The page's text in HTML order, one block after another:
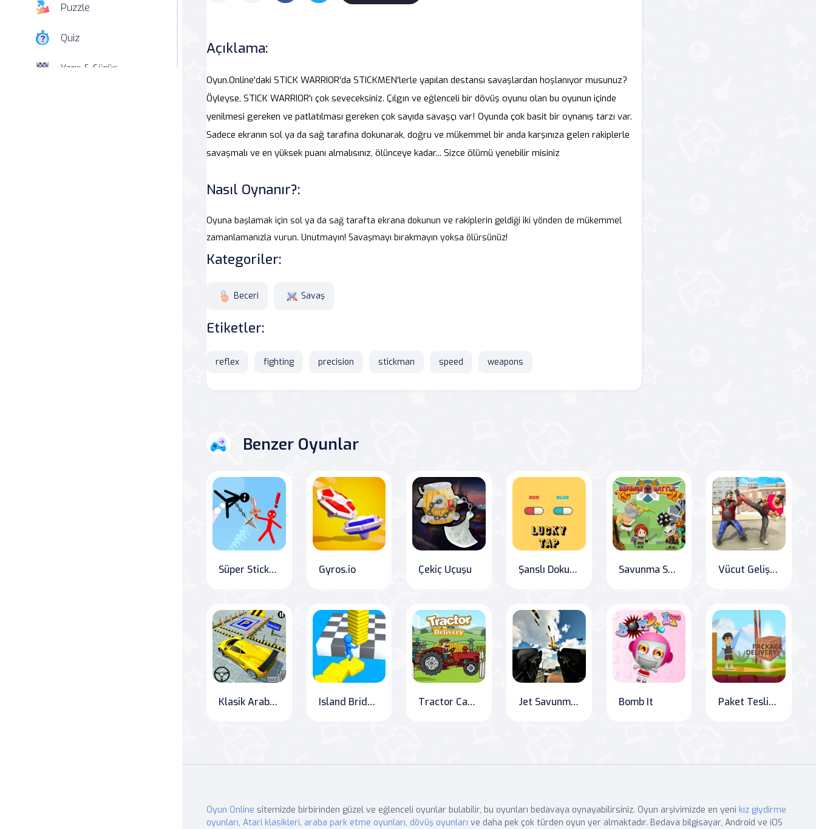
Puzzle
Quiz
Yarış & Sürüş
Açıklama:
Oyun.Online'daki STICK WARRIOR'da STICKMEN'lerle yapılan destansı savaşlardan hoşlanıyor musunuz?
Öyleyse, STICK WARRIOR'ı çok seveceksiniz. Çılgın ve eğlenceli bir dövüş oyunu olan bu oyunun içinde
yenilmesi gereken ve patlatılması gereken çok sayıda savaşçı var! Oyunda çok basit bir oynanış tarzı var.
Sadece ekranın sol ya da sağ tarafına dokunarak, doğru ve mükemmel bir anda karşınıza gelen rakiplerle
savaşmalı ve en yüksek puanı almalısınız, ölünceye kadar... Sizce ölümü yenebilir misiniz
Nasıl Oynanır?:
Oyuna başlamak için sol ya da sağ tarafta ekrana dokunun ve rakiplerin geldiği iki yönden de mükemmel
zamanlamanızla vurun. Unutmayın! Savaşmayı bırakmayın yoksa ölürsünüz!
Kategoriler:
Beceri Savaş
Etiketler:
reflex fighting precision stickman speed weapons
Benzer Oyunlar
Süper Stickman Dövüşçü Gyros.io Çekiç Uçuşu Şanslı Dokunuş Savunma Savaşı Vücut Geliştirici Dövüş Arenası: Güreş Oyunları
Klasik Araba Park Etme Meydan Okuması Island Bridge Builders Tractor Cargo Craze! Jet Savunma: Modern Savaş Bomb It Paket Teslimi! için OnlineGames.World: Koşu Becerilerini Geliştir
Oyun Online sitemizde birbirinden güzel ve eğlenceli oyunlar bulabilir, bu oyunları bedavaya oynayabilirsiniz. Oyun arşivimizde en yeni kız giydirme
oyunları, Atari klasikleri, araba park etme oyunları, dövüş oyunları ve daha pek çok türden oyun yer almaktadır. Bedava bilgisayar, Android ve iOS